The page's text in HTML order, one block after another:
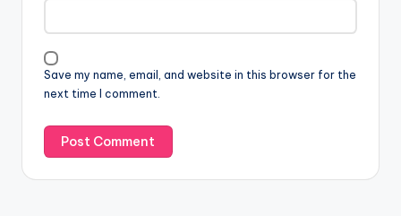
Save my name, email, and website in this browser for the
next time I comment.